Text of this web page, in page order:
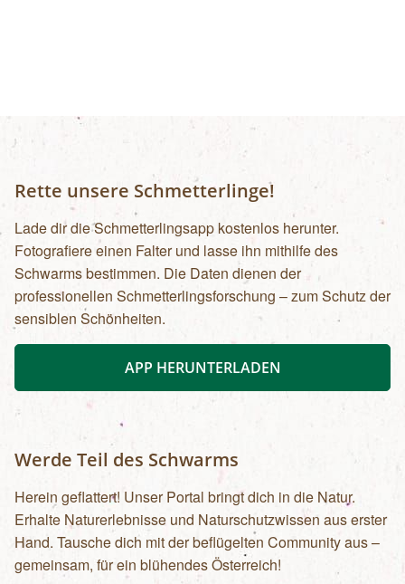
Rette unsere Schmetterlinge!
Lade dir die Schmetterlingsapp kostenlos herunter.
Fotografiere einen Falter und lasse ihn mithilfe des
Schwarms bestimmen. Die Daten dienen der
professionellen Schmetterlingsforschung – zum Schutz der
sensiblen Schönheiten.
APP HERUNTERLADEN
Werde Teil des Schwarms
Herein geflattert! Unser Portal bringt dich in die Natur.
Erhalte Naturerlebnisse und Naturschutzwissen aus erster
Hand. Tausche dich mit der beflügelten Community aus –
gemeinsam, für ein blühendes Österreich!